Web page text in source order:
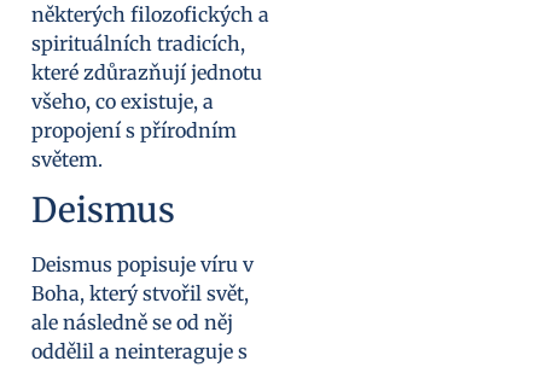
některých filozofických a
spirituálních tradicích,
které zdůrazňují jednotu
všeho, co existuje, a
propojení s přírodním
světem.
Deismus
Deismus popisuje víru v
Boha, který stvořil svět,
ale následně se od něj
oddělil a neinteraguje s